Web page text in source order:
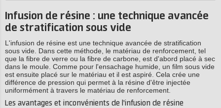
Infusion de résine : une technique avancée
de stratification sous vide
L'infusion de résine est une technique avancée de stratification
sous vide. Dans cette méthode, le matériau de renforcement, tel
que la fibre de verre ou la fibre de carbone, est d'abord placé à sec
dans le moule. Comme pour l'ensachage humide, un film sous vide
est ensuite placé sur le matériau et il est aspiré. Cela crée une
différence de pression qui permet à la résine d'être injectée
uniformément à travers le matériau de renforcement.
Les avantages et inconvénients de l'infusion de résine